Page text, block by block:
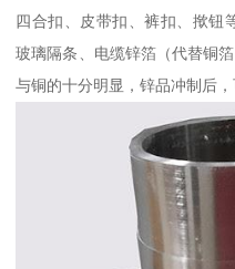
四合扣、皮带扣、裤扣、揿钮
玻璃隔条、电缆锌箔（代替铜
与铜的十分明显，锌品冲制后